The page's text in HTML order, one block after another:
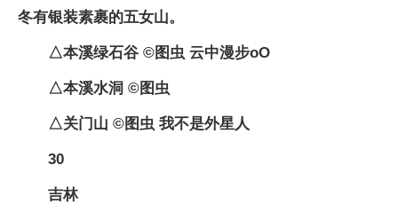
冬有银装素裹的五女山。
△本溪绿石谷 ©图虫 云中漫步oO
△本溪水洞 ©图虫
△关门山 ©图虫 我不是外星人
30
吉林